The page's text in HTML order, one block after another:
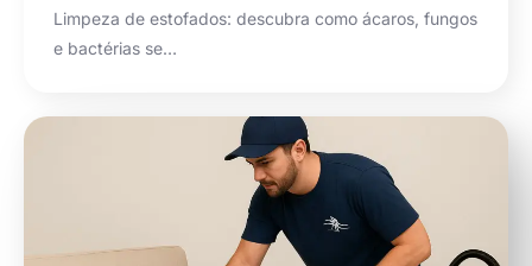
Limpeza de estofados: descubra como ácaros, fungos
e bactérias se…